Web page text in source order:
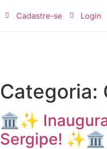
Cadastre-se Login
Categoria:
🏛✨
Sergipe! ✨🏛